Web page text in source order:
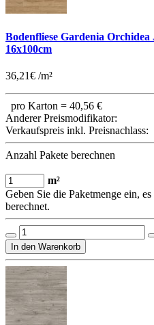
Bodenfliese Gardenia
16x100cm
36,21€ /m²
pro Karton = 40,56 €
Anderer Preismodifikator:
Verkaufspreis inkl. Preisnachlass:
Anzahl Pakete berechnen
m²
Geben Sie die Paketmenge ein,
berechnet.